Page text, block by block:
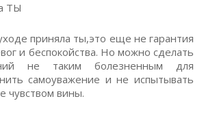
ТЫ
приняла ты,это еще не гарантия
и беспокойства. Но можно сделать
не таким болезненным для
самоуважение и не испытывать
чувством вины.